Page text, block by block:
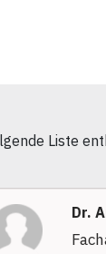
Liste
Dr.